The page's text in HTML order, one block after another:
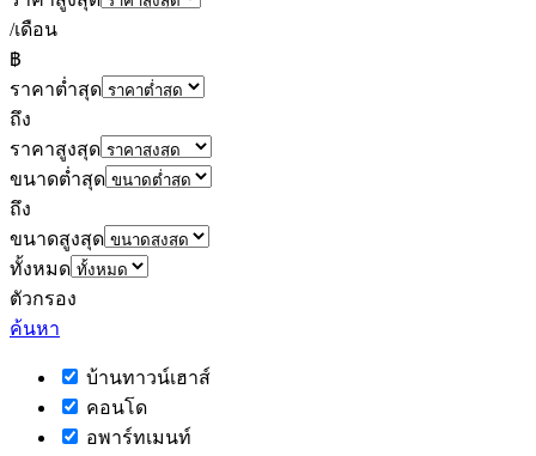
/เดือน
฿
ราคาต่ำสุด
ถึง
ราคาสูงสุด
ขนาดต่ำสุด
ถึง
ขนาดสูงสุด
ทั้งหมด
ตัวกรอง
ค้นหา
บ้านทาวน์เฮาส์
คอนโด
อพาร์ทเมนท์